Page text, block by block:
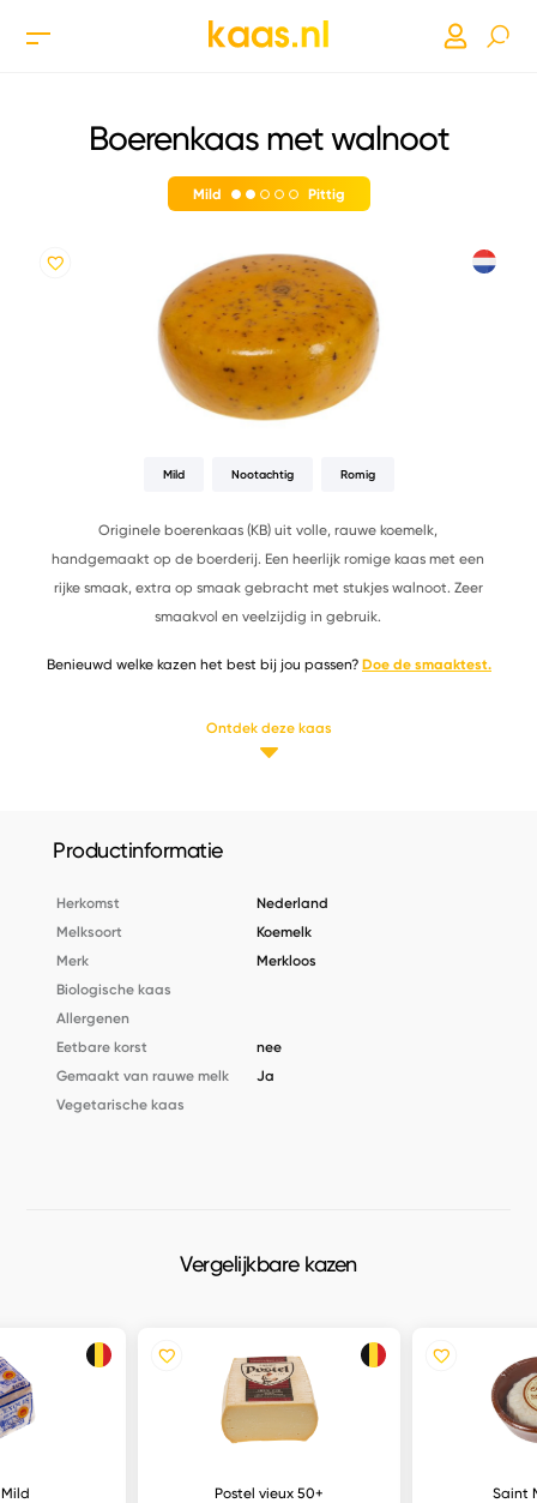
Boerenkaas met walnoot
Mild Pittig
Mild Nootachtig Romig
Originele boerenkaas (KB) uit volle, rauwe koemelk,
handgemaakt op de boerderij. Een heerlijk romige kaas met een
rijke smaak, extra op smaak gebracht met stukjes walnoot. Zeer
smaakvol en veelzijdig in gebruik.
Benieuwd welke kazen het best bij jou passen? Doe de smaaktest.
Ontdek deze kaas
Productinformatie
Herkomst
Nederland
Melksoort
Koemelk
Merk
Merkloos
Biologische kaas
Allergenen
Eetbare korst
nee
Gemaakt van rauwe melk
Ja
Vegetarische kaas
Vergelijkbare kazen
Postel vieux 50+ Saint